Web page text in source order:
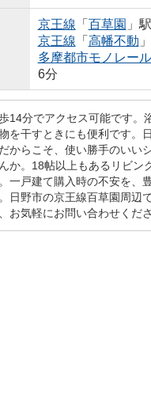
京王線 「 百草園 」
京王線 「 高幡不動
多摩都市モノレール
6分
14分でアクセス可能です。
を干すときにも便利です。
からこそ、使い勝手のいい
か。18帖以上もあるリビン
一戸建て購入時の不安を、
日野市の京王線百草園周辺
お気軽にお問い合わせくださ